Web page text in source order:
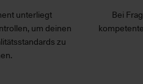
unterliegt
um deinen
zu
Bei